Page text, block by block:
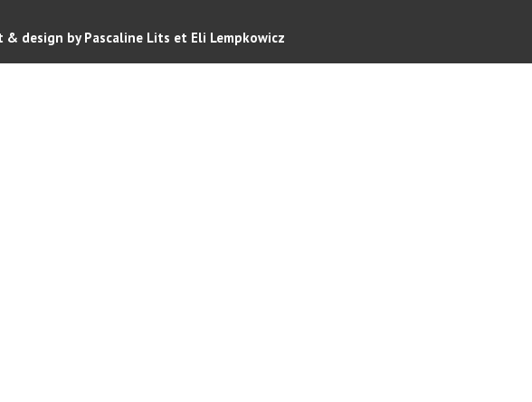
design by Pascaline Lits et Eli Lempkowicz